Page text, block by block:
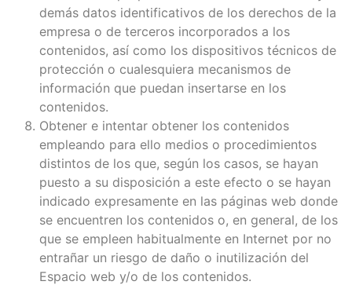
demás datos identificativos de los derechos de la
empresa o de terceros incorporados a los
contenidos, así como los dispositivos técnicos de
protección o cualesquiera mecanismos de
información que puedan insertarse en los
contenidos.
Obtener e intentar obtener los contenidos
empleando para ello medios o procedimientos
distintos de los que, según los casos, se hayan
puesto a su disposición a este efecto o se hayan
indicado expresamente en las páginas web donde
se encuentren los contenidos o, en general, de los
que se empleen habitualmente en Internet por no
entrañar un riesgo de daño o inutilización del
Espacio web y/o de los contenidos.